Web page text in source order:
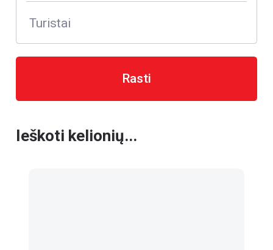
Turistai
Rasti
Ieškoti kelionių...